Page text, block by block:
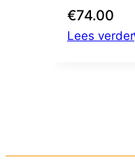
€74.00
Lees verder